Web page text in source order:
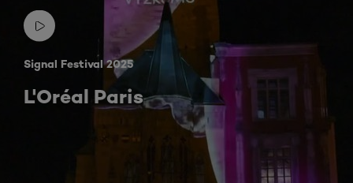
Signal Festival 2025
L'Oréal Paris